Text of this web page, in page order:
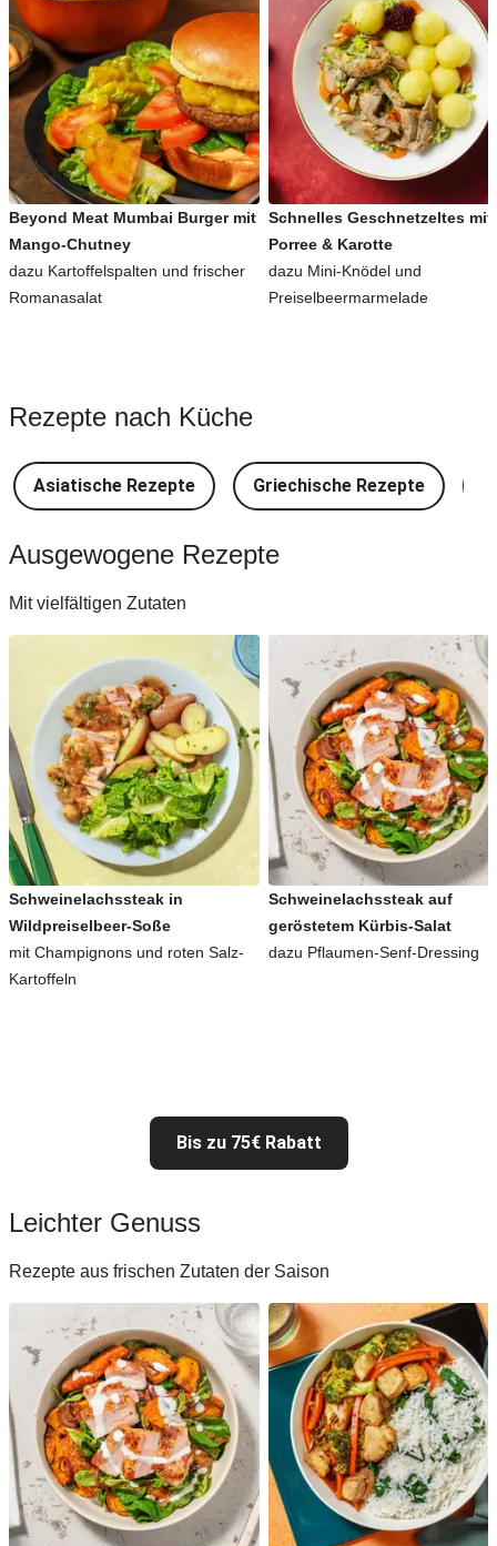
Beyond Meat Mumbai Burger mit
Mango-Chutney
dazu Kartoffelspalten und frischer
Romanasalat
Schnelles Geschnetzeltes mit
Porree & Karotte
dazu Mini-Knödel und
Preiselbeermarmelade
Rezepte nach Küche
Asiatische Rezepte Griechische Rezepte
Ausgewogene Rezepte
Mit vielfältigen Zutaten
Schweinelachssteak in
Wildpreiselbeer-Soße
mit Champignons und roten Salz-
Kartoffeln
Schweinelachssteak auf
geröstetem Kürbis-Salat
dazu Pflaumen-Senf-Dressing
Bis zu 75€ Rabatt
Leichter Genuss
Rezepte aus frischen Zutaten der Saison